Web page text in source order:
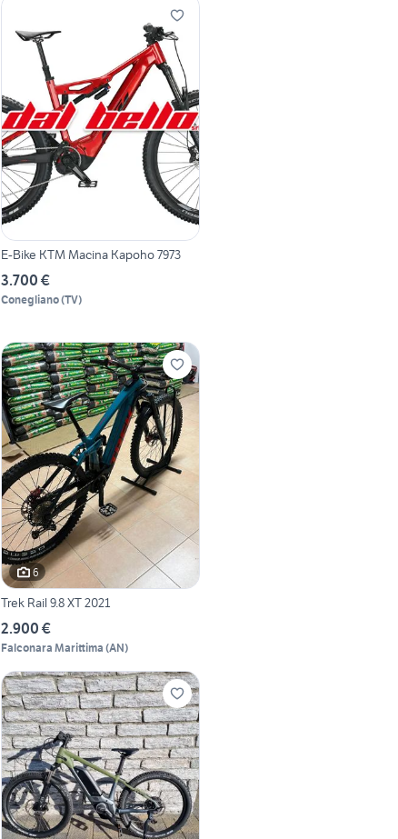
E-Bike KTM Macina Kapoho 7973
3.700 €
Conegliano(TV)
6
Trek Rail 9.8 XT 2021
2.900 €
Falconara Marittima (AN)